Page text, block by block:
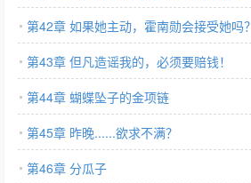
第42章 如果她主动，霍南勋会接受她吗？
第43章 但凡造谣我的，必须要赔钱！
第44章 蝴蝶坠子的金项链
第45章 昨晚......欲求不满？
第46章 分瓜子